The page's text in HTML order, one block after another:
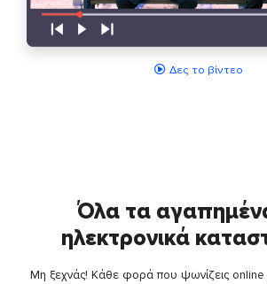
Δες το βίντεο
Όλα τα
ηλεκτρονικά
Μη ξεχνάς! Κάθε φορά που ψωνίζεις online